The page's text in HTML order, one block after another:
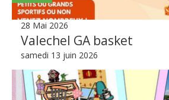
28 Mai 2026
Valechel GA basket
samedi 13 juin 2026